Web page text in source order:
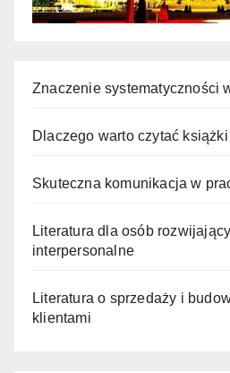
Znaczenie systematyczności
Dlaczego warto czytać
Skuteczna komunikacja w
Literatura dla osób
interpersonalne
Literatura o sprzedaży i
klientami